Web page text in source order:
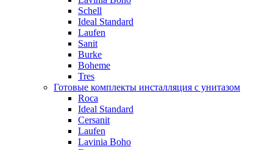
Schell
Ideal Standard
Laufen
Sanit
Burke
Boheme
Tres
Готовые комплекты инсталляция с унитазом
Roca
Ideal Standard
Cersanit
Laufen
Lavinia Boho